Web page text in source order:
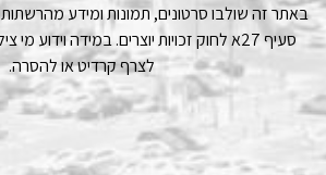
באתר זה שולבו סרטונים, תמונות ומידע
סעיף 27א לחוק זכויות יוצרים. במידה
לצרף קרדיט או להסרה.